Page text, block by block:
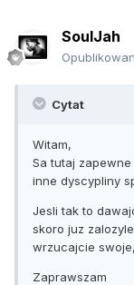
SoulJah
Cytat
Witam,
Sa tutaj
inne dyscypliny
Jesli tak to
skoro juz
wrzucajcie
Zaprawszam